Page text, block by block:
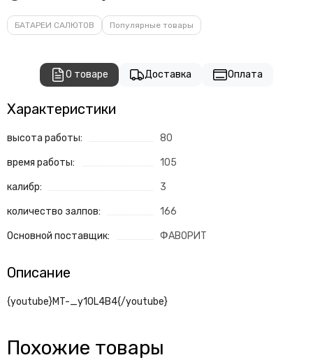
БАТАРЕИ САЛЮТОВ Популярные товары
О товаре Доставка Оплата
Характеристики
высота работы: 80
время работы: 105
калибр: 3
количество залпов: 166
Основной поставщик: ФАВОРИТ
Описание
{youtube}MT-_y1OL4B4{/youtube}
Похожие товары